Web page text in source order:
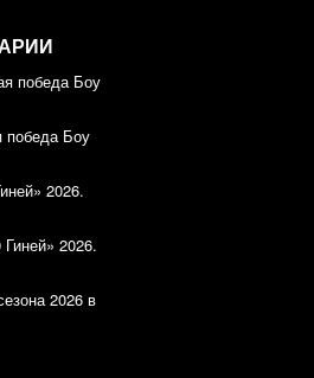
победа Боу
победа Боу
2026.
Гиней» 2026.
2026 в